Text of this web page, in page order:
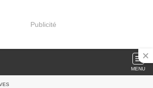
Publicité
MENU